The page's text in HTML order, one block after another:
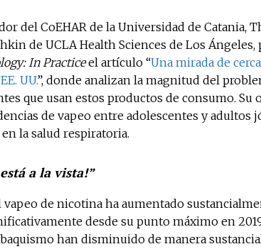
of
del CoEHAR de la Universidad de Catania,
de UCLA Health Sciences de Los
In Practiceel artículo “Una mirada de
UU.”, donde analizan la magnitud del
que usan estos productos de consumo.
de vapeo entre adolescentes y adultos
la salud respiratoria.
a la vista!”
de nicotina ​​ha aumentado
desde su punto máximo en
han disminuido de manera